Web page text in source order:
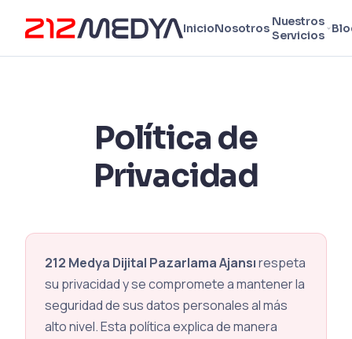
InicioNosotros Nuestros
Servicios
Política de
Privacidad
212 Medya Dijital Pazarlama Ajansırespeta
su privacidad y se compromete a mantener la
seguridad de sus datos personales al más
alto nivel. Esta política explica de manera